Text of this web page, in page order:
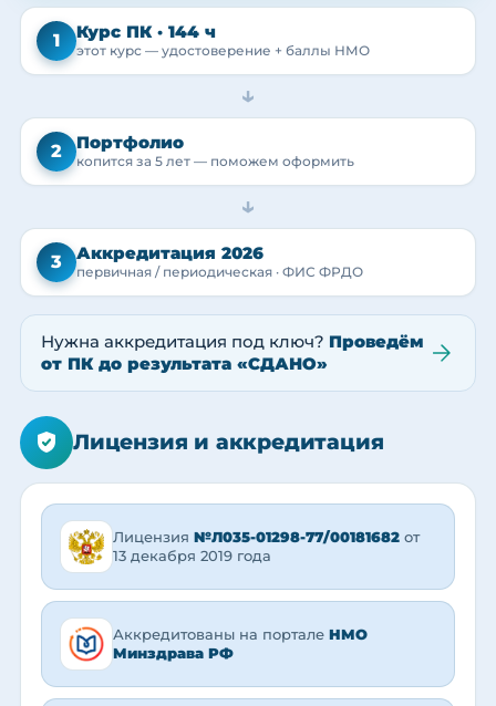
1 Курс ПК · 144 ч
этот курс — удостоверение + баллы НМО
→
2 Портфолио
копится за 5 лет — поможем оформить
→
3 Аккредитация 2026
первичная / периодическая · ФИС ФРДО
Нужна аккредитация под ключ? Проведём
от ПК до результата «СДАНО»
Лицензия и аккредитация
Лицензия №Л035-01298-77/00181682 от
13 декабря 2019 года
Аккредитованы на портале НМО
Минздрава РФ